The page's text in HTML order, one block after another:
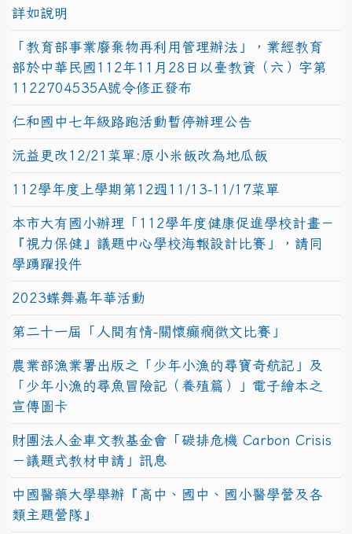
詳如說明
「教育部事業廢棄物再利用管理辦法」，業經教育
部於中華民國112年11月28日以臺教資（六）字第
1122704535A號令修正發布
仁和國中七年級路跑活動暫停辦理公告
沅益更改12/21菜單:原小米飯改為地瓜飯
112學年度上學期第12週11/13-11/17菜單
本市大有國小辦理「112學年度健康促進學校計畫－
『視力保健』議題中心學校海報設計比賽」，請同
學踴躍投件
2023蝶舞嘉年華活動
第二十一屆「人間有情-關懷癲癇徵文比賽」
農業部漁業署出版之「少年小漁的尋寶奇航記」及
「少年小漁的尋魚冒險記（養殖篇）」電子繪本之
宣傳圖卡
財團法人金車文教基金會「碳排危機 Carbon Crisis
－議題式教材申請」訊息
中國醫藥大學舉辦『高中、國中、國小醫學營及各
類主題營隊』